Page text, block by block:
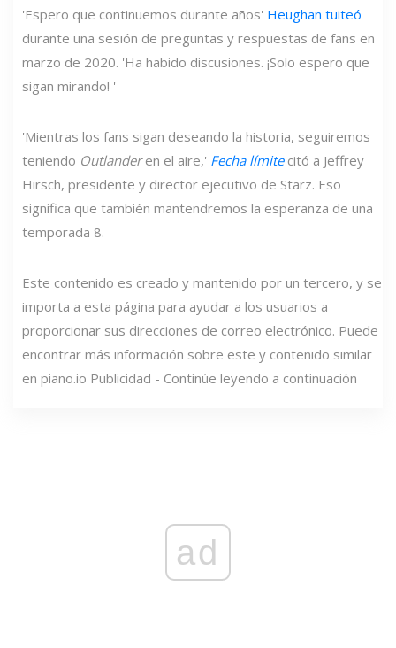
'Espero que continuemos durante años' Heughan tuiteó
durante una sesión de preguntas y respuestas de fans en
marzo de 2020. 'Ha habido discusiones. ¡Solo espero que
sigan mirando! '
'Mientras los fans sigan deseando la historia, seguiremos
teniendo Outlanderen el aire,' Fecha límite citó a Jeffrey
Hirsch, presidente y director ejecutivo de Starz. Eso
significa que también mantendremos la esperanza de una
temporada 8.
Este contenido es creado y mantenido por un tercero, y se
importa a esta página para ayudar a los usuarios a
proporcionar sus direcciones de correo electrónico. Puede
encontrar más información sobre este y contenido similar
en piano.io Publicidad - Continúe leyendo a continuación
ad